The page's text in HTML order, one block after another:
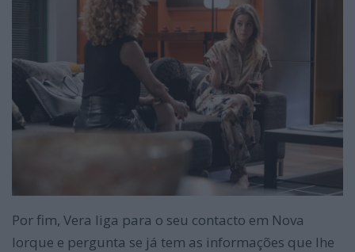
Por fim, Vera liga para o seu contacto em Nova
Iorque e pergunta se já tem as informações que lhe